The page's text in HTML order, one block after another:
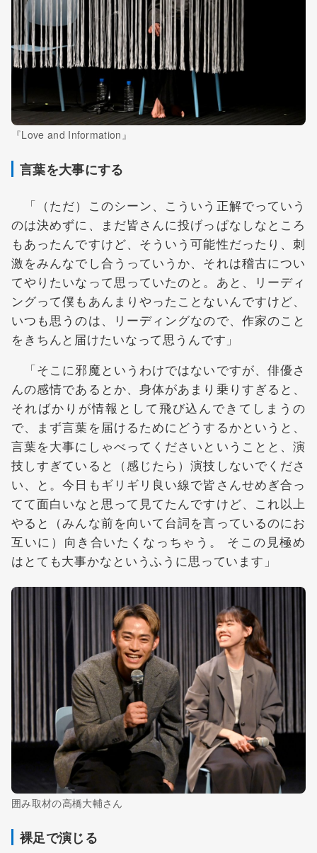
『Love and Information』
言葉を大事にする
「（ただ）このシーン、こういう正解でっていう
のは決めずに、まだ皆さんに投げっぱなしなところ
もあったんですけど、そういう可能性だったり、刺
激をみんなでし合うっていうか、それは稽古につい
てやりたいなって思っていたのと。あと、リーディ
ングって僕もあんまりやったことないんですけど、
いつも思うのは、リーディングなので、作家のこと
をきちんと届けたいなって思うんです」
「そこに邪魔というわけではないですが、俳優さ
んの感情であるとか、身体があまり乗りすぎると、
そればかりが情報として飛び込んできてしまうの
で、まず言葉を届けるためにどうするかというと、
言葉を大事にしゃべってくださいということと、演
技しすぎていると（感じたら）演技しないでくださ
い、と。今日もギリギリ良い線で皆さんせめぎ合っ
てて面白いなと思って見てたんですけど、これ以上
やると（みんな前を向いて台詞を言っているのにお
互いに）向き合いたくなっちゃう。 そこの見極め
はとても大事かなというふうに思っています」
囲み取材の高橋大輔さん
裸足で演じる